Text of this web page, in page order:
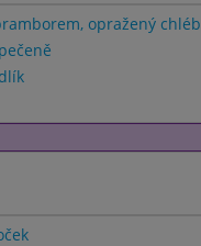
opražený chléb